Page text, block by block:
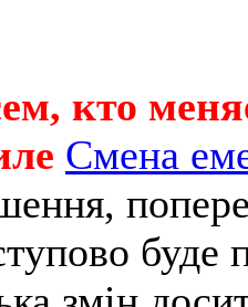
кто
Смена
буде